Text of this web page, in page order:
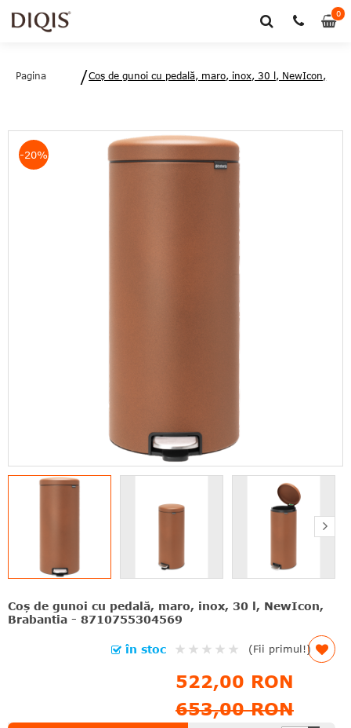
00
Pagina
Coş de gunoi cu pedală, maro, inox, 30 l, NewIcon,
Coş de gunoi cu pedală, maro, inox, 30 l, NewIcon,
Brabantia - 8710755304569
Rating:
(Fii primul!)
în stoc
522,00 RON
653,00 RON
-20%